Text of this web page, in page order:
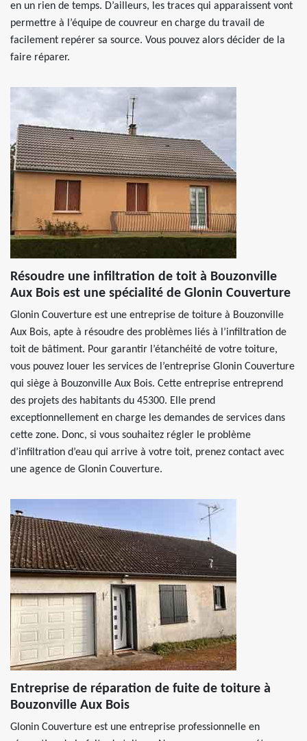
en un rien de temps. D’ailleurs, les traces qui apparaissent vont
permettre à l’équipe de couvreur en charge du travail de
facilement repérer sa source. Vous pouvez alors décider de la
faire réparer.
Résoudre une infiltration de toit à Bouzonville
Aux Bois est une spécialité de Glonin Couverture
Glonin Couverture est une entreprise de toiture à Bouzonville
Aux Bois, apte à résoudre des problèmes liés à l’infiltration de
toit de bâtiment. Pour garantir l’étanchéité de votre toiture,
vous pouvez louer les services de l’entreprise Glonin Couverture
qui siège à Bouzonville Aux Bois. Cette entreprise entreprend
des projets des habitants du 45300. Elle prend
exceptionnellement en charge les demandes de services dans
cette zone. Donc, si vous souhaitez régler le problème
d’infiltration d’eau qui arrive à votre toit, prenez contact avec
une agence de Glonin Couverture.
Entreprise de réparation de fuite de toiture à
Bouzonville Aux Bois
Glonin Couverture est une entreprise professionnelle en